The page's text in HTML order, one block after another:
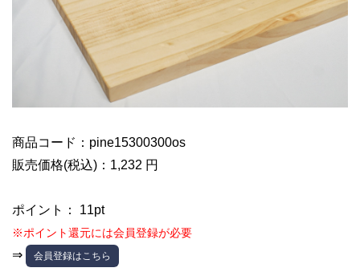
商品コード：pine15300300os
販売価格(税込)：1,232 円
ポイント： 11pt
※ポイント還元には会員登録が必要
⇒ 会員登録はこちら